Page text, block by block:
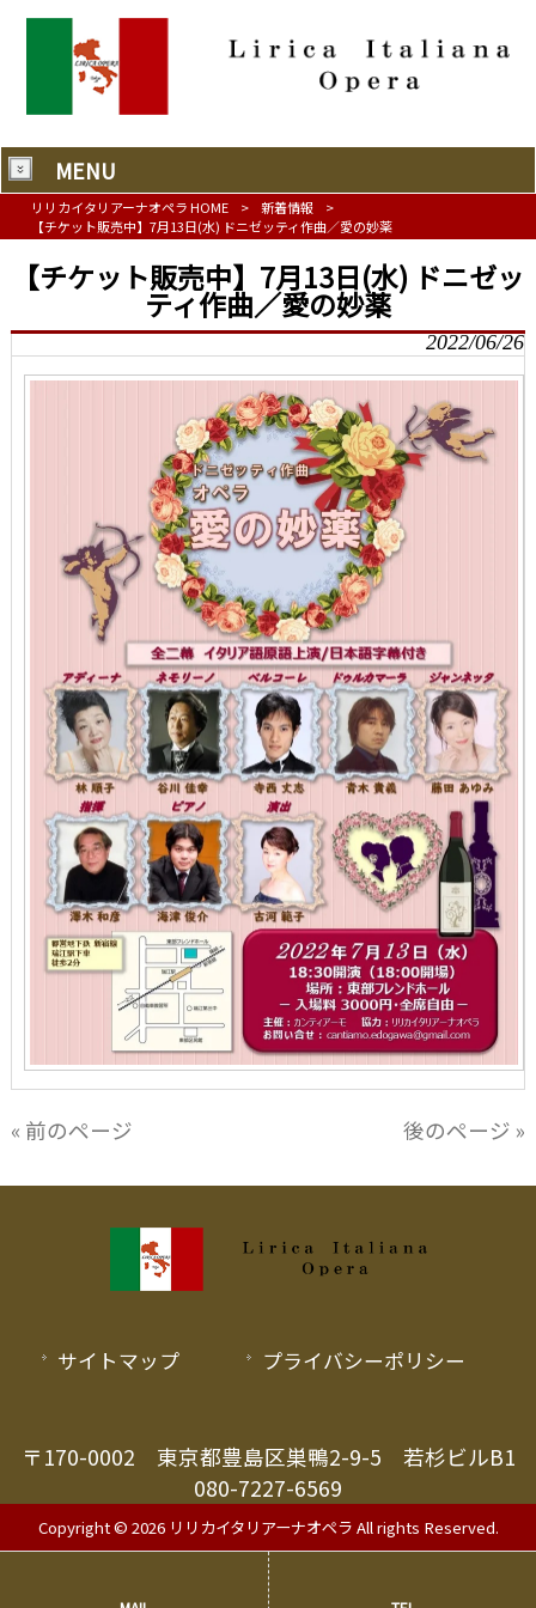
MENU
リリカイタリアーナオペラ HOME > 新着情報
>
【チケット販売中】7月13日(水) ドニゼッティ作曲／愛の妙薬
【チケット販売中】7月13日(水) ドニゼッ
ティ作曲／愛の妙薬
2022/06/26
« 前のページ 後のページ »
サイトマップ プライバシーポリシー
〒170-0002 東京都豊島区巣鴨2-9-5 若杉ビルB1
080-7227-6569
Copyright © 2026 リリカイタリアーナオペラ All rights Reserved.